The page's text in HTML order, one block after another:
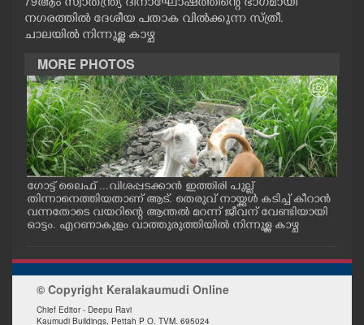
CINEMA
OPINION
PHOTOS
LIFESTYLE
SPIRITUAL
INFO+
ART
79ആം സ്വാതന്ത്ര്യ ദിനാഘോഷത്തിന്റെ ഭാഗമായി
നഗരത്തിൽ ദേശീയ പതാക വിൽക്കുന്ന സ്ത്രീ.
ചാലയിൽ നിന്നുള്ള കാഴ്ച
MORE PHOTOS
ഗോട്ട് ലൈഫ് ...വിശപ്പടക്കാൻ ഇത്തിരി പുല്ല്
തിന്നാനെത്തിയതാണ് ആട്. തെരുവ് നായ്ക്കൾ കടിച്ച് കീറാൻ
വന്നതോടെ വയറിന്റെ ആന്തൽ മറന്ന് ജീവന് വേണ്ടിയായി
ഓട്ടം. എറണാകുളം വാത്തുരുത്തിയിൽ നിന്നുള്ള കാഴ്ച
© Copyright Keralakaumudi Online
Chief Editor - Deepu Ravi
Kaumudi Buildings, Pettah P O. TVM. 695024